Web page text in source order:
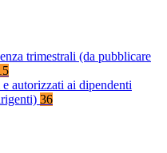
trimestrali (da pubblicare
autorizzati ai dipendenti
36